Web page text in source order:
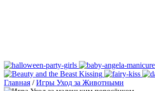
Главная / Игры Уход за Животными